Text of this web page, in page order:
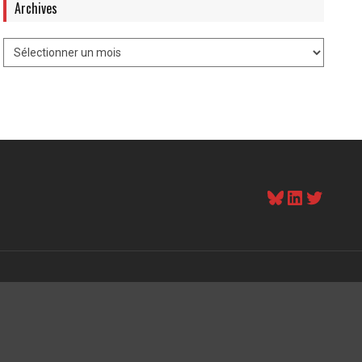
Archives
Bluesky